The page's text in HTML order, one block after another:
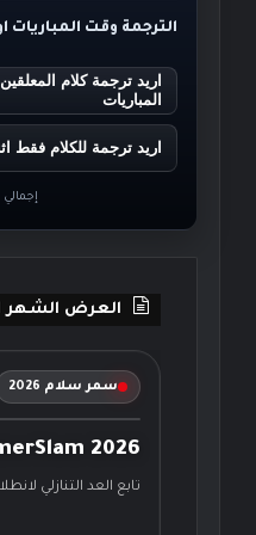
الترجمة وقت المباريات
اريد ترجمة كلام
المباريات
اريد ترجمة للكلام فقط
العرض الشهر
سمر سلام 2026
2026
تابع العد التنازلي